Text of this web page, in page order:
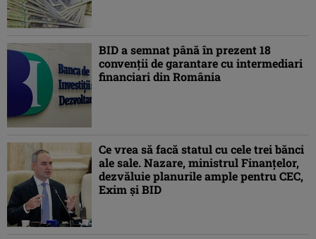
BID a semnat până în prezent 18
convenţii de garantare cu intermediari
financiari din România
Ce vrea să facă statul cu cele trei bănci
ale sale. Nazare, ministrul Finanțelor,
dezvăluie planurile ample pentru CEC,
Exim și BID